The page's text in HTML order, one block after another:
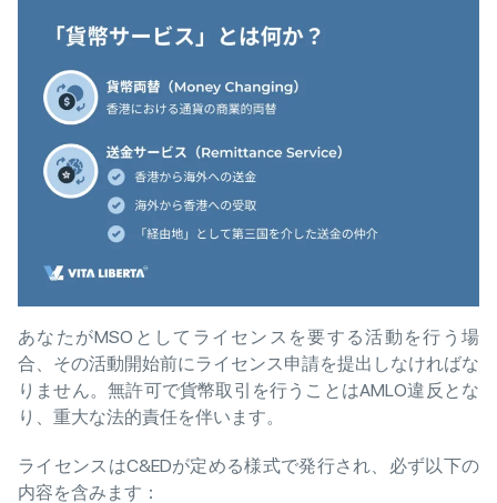
あなたがMSOとしてライセンスを要する活動を行う場
合、その活動開始前にライセンス申請を提出しなければな
りません。無許可で貨幣取引を行うことはAMLO違反とな
り、重大な法的責任を伴います。
ライセンスはC&EDが定める様式で発行され、必ず以下の
内容を含みます：